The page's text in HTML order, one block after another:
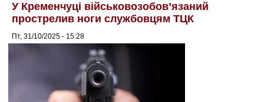
У Кременчуці військовозобов’язаний
прострелив ноги службовцям ТЦК
Пт, 31/10/2025 - 15:28